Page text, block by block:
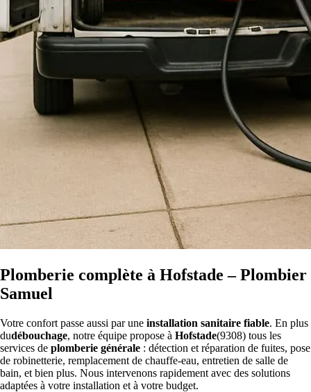
Plomberie complète à Hofstade – Plombier
Samuel
Votre confort passe aussi par une installation sanitaire fiable. En plus
dudébouchage, notre équipe propose à Hofstade(9308) tous les
services de plomberie générale : détection et réparation de fuites, pose
de robinetterie, remplacement de chauffe-eau, entretien de salle de
bain, et bien plus. Nous intervenons rapidement avec des solutions
adaptées à votre installation et à votre budget.